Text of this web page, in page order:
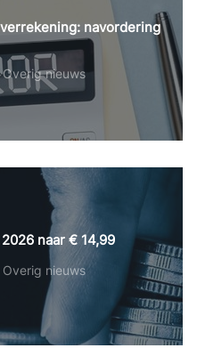
navordering
Overig nieuws
naar € 14,99
Overig nieuws